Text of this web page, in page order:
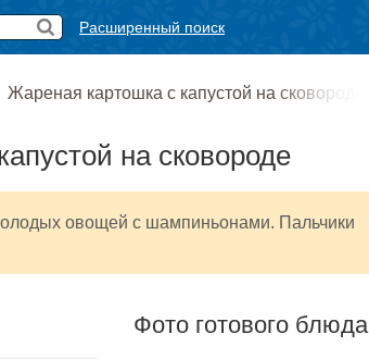
Расширенный поиск
Жареная картошка с капустой на сковороде
на сковороде
овощей с шампиньонами. Пальчики
Фото готового блюда